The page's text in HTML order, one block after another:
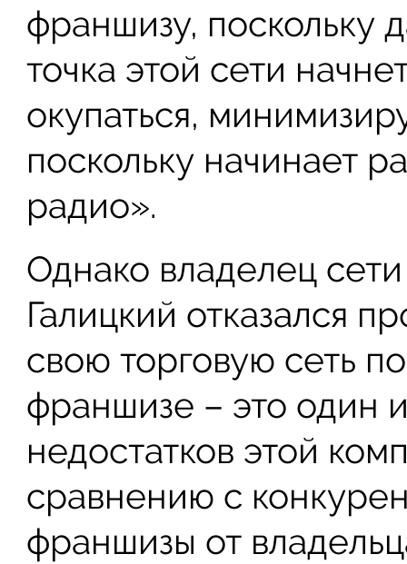
франшизу, поскольку
точка этой сети
окупаться,
поскольку начинает
радио».
Однако владелец
Галицкий отказался
свою торговую сеть по
франшизе – это один
недостатков этой
сравнению с
франшизы от